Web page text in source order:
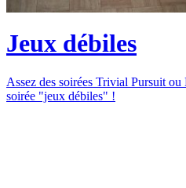
Jeux débiles
Assez des soirées Trivial Pursuit
soirée "jeux débiles" !